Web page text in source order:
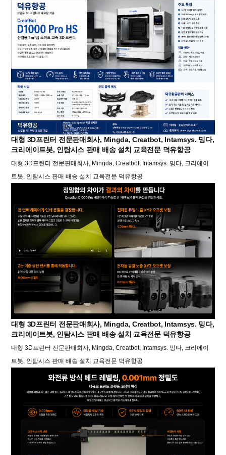
대형 3D프린터 전문판매회사, Mingda, Creatbot, Intamsys. 밍다,
크리에이트봇, 인탐시스 판매 배송 설치 교육전문 덕유항공
대형 3D프린터 전문판매회사, Mingda, Creatbot, Intamsys. 밍다, 크리에이
트봇, 인탐시스 판매 배송 설치 교육전문 덕유항공
대형 3D프린터 전문판매회사, Mingda, Creatbot, Intamsys. 밍다,
크리에이트봇, 인탐시스 판매 배송 설치 교육전문 덕유항공
대형 3D프린터 전문판매회사, Mingda, Creatbot, Intamsys. 밍다, 크리에이
트봇, 인탐시스 판매 배송 설치 교육전문 덕유항공